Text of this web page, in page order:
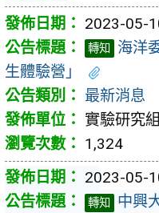
2023-05-
轉知
海洋
生體驗營」
最新消息
實驗研究組
1,324
2023-05-
轉知
中興